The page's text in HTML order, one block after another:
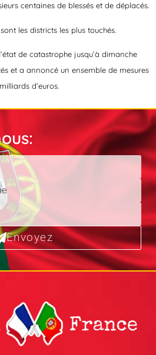
centaines de blessés et de déplacés.
les districts les plus touchés.
de catastrophe jusqu’à dimanche
et a annoncé un ensemble de mesures
d’euros.
Envoyez